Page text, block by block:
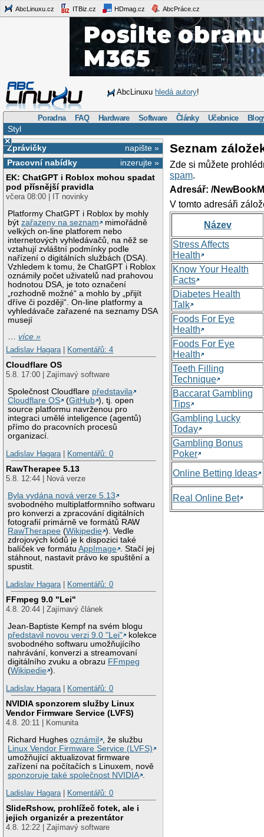
AbcLinuxu.cz ITBiz.cz HDmag.cz AbcPráce.cz
AbcLinuxu hledá autory!
Poradna FAQ Hardware Software Články Učebnice
Styl
×
napište »
Zprávičky
inzerujte »
Pracovní nabídky
EK: ChatGPT i Roblox mohou spadat
pod přísnější pravidla
včera 08:00 | IT novinky
Platformy ChatGPT i Roblox by mohly
býtzařazeny na seznam
mimořádně
velkých on-line platforem nebo
internetových vyhledávačů, na něž se
vztahují zvláštní podmínky podle
nařízení o digitálních službách (DSA).
Vzhledem k tomu, že ChatGPT i Roblox
oznámily počet uživatelů nad prahovou
hodnotou DSA, je toto označení
„rozhodně možné“ a mohlo by „přijít
dříve či později“. On-line platformy a
vyhledávače zařazené na seznamy DSA
musejí
…více »
Ladislav Hagara
Komentářů: 4
Cloudflare OS
5.8. 17:00 | Zajímavý software
Společnost Cloudflare představila
Cloudflare OS
(GitHub ), tj. open
source platformu navrženou pro
integraci umělé inteligence (agentů)
přímo do pracovních procesů
organizací.
Ladislav Hagara
Komentářů: 0
RawTherapee 5.13
5.8. 12:44 | Nová verze
Byla vydána nová verze 5.13
svobodného multiplatformního softwaru
pro konverzi a zpracování digitálních
fotografií primárně ve formátů RAW
RawTherapee (Wikipedie ). Vedle
zdrojových kódů je k dispozici také
balíček ve formátuAppImage . Stačí jej
stáhnout, nastavit právo ke spuštění a
spustit.
Ladislav Hagara
Komentářů: 0
FFmpeg 9.0 "Lei"
4.8. 20:44 | Zajímavý článek
Jean-Baptiste Kempf na svém blogu
představil novou verzi 9.0 "Lei"
kolekce
svobodného softwaru umožňujícího
nahrávání, konverzi a streamovaní
digitálního zvuku a obrazu FFmpeg
(Wikipedie ).
Ladislav Hagara
Komentářů: 0
NVIDIA sponzorem služby Linux
Vendor Firmware Service (LVFS)
4.8. 20:11 | Komunita
Richard Hughesoznámil
, že službu
Linux Vendor Firmware Service (LVFS)
umožňující aktualizovat firmware
zařízení na počítačích s Linuxem, nově
sponzoruje také společnost NVIDIA .
Ladislav Hagara | Komentářů: 0
SlideRshow, prohlížeč fotek, ale i
jejich organizér a prezentátor
4.8. 12:22 | Zajímavý software
Seznam
Zde si můžete
spam.
Adresář: /
V tomto adresáři
Název
Stress Affects
Health
Know Your Health
Facts
Diabetes Health
Talk
Foods For Eye
Health
Foods For Eye
Health
Teeth Filling
Technique
Baccarat Gambling
Tips
Gambling Lucky
Today
Gambling Bonus
Poker
Online Betting Ideas
Real Online Bet